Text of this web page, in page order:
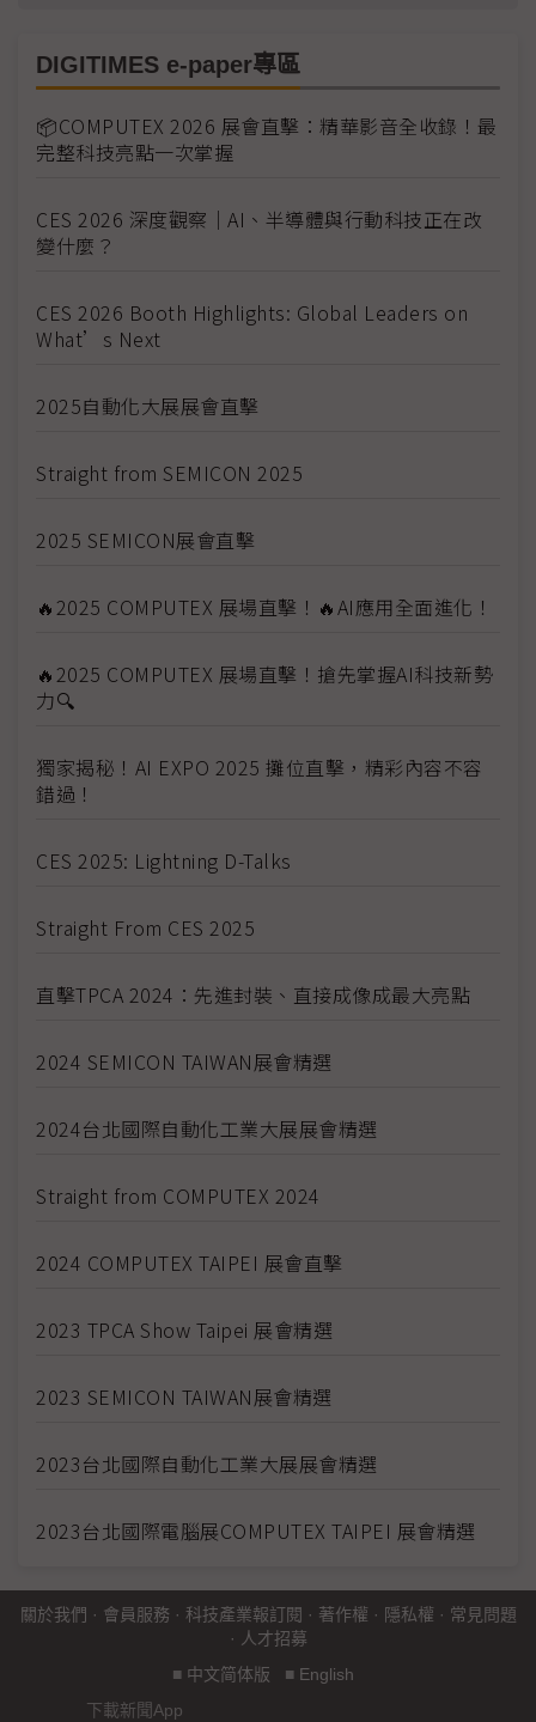
DIGITIMES e-paper專區
📦COMPUTEX 2026 展會直擊：精華影音全收錄！最
完整科技亮點一次掌握
CES 2026 深度觀察｜AI、半導體與行動科技正在改
變什麼？
CES 2026 Booth Highlights: Global Leaders on
What’s Next
2025自動化大展展會直擊
Straight from SEMICON 2025
2025 SEMICON展會直擊
🔥2025 COMPUTEX 展場直擊！🔥AI應用全面進化！
🔥2025 COMPUTEX 展場直擊！搶先掌握AI科技新勢
力🔍
獨家揭秘！AI EXPO 2025 攤位直擊，精彩內容不容
錯過！
CES 2025: Lightning D-Talks
Straight From CES 2025
直擊TPCA 2024：先進封裝、直接成像成最大亮點
2024 SEMICON TAIWAN展會精選
2024台北國際自動化工業大展展會精選
Straight from COMPUTEX 2024
2024 COMPUTEX TAIPEI 展會直擊
2023 TPCA Show Taipei 展會精選
2023 SEMICON TAIWAN展會精選
2023台北國際自動化工業大展展會精選
2023台北國際電腦展COMPUTEX TAIPEI 展會精選
關於我們 · 會員服務 · 科技產業報訂閱 · 著作權 · 隱私權 · 常見問題
· 人才招募
■ 中文简体版 ■ English
下載新聞App